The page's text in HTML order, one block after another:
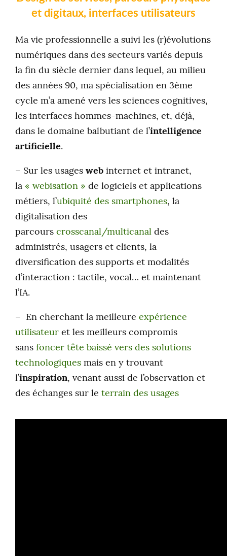
et digitaux, interfaces utilisateurs
Ma vie professionnelle a suivi les (r)évolutions
numériques dans des secteurs variés depuis
la fin du siècle dernier dans lequel, au milieu
des années 90, ma spécialisation en 3ème
cycle m’a amené vers les sciences cognitives,
les interfaces hommes-machines, et, déjà,
dans le domaine balbutiant de l’intelligence
artificielle.
– Sur les usageswebinternet et intranet,
la« webisation » de logiciels et applications
métiers, l’ubiquité des smartphones, la
digitalisation des
parcourscrosscanal/multicanal des
administrés, usagers et clients, la
diversification des supports et modalités
d’interaction : tactile, vocal… et maintenant
l’IA.
– En cherchant la meilleureexpérience
utilisateur et les meilleurs compromis
sansfoncer tête baissé vers des solutions
technologiques mais en y trouvant
l’inspiration, venant aussi de l’observation et
des échanges sur leterrain des usages